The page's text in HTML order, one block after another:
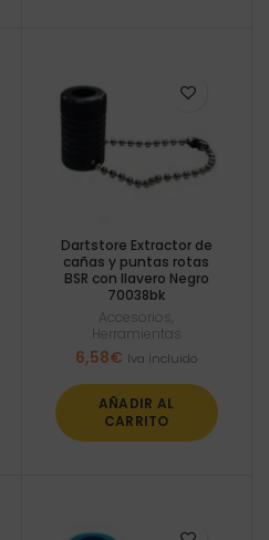
Dartstore Extractor de
cañas y puntas rotas
BSR con llavero Negro
70038bk
Accesorios
Herramientas
6,58€ Iva incluido
AÑADIR AL
CARRITO